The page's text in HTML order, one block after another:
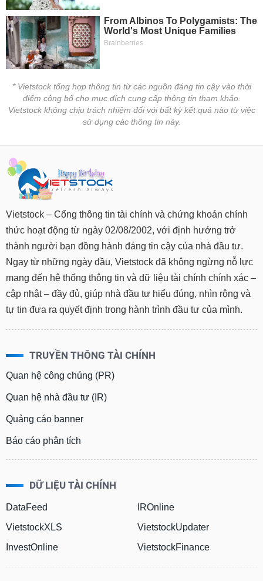
* Vietstock tổng hợp thông tin từ các nguồn đáng tin cậy vào thời
điểm công bố cho mục đích cung cấp thông tin tham khảo.
Vietstock không chịu trách nhiệm đối với bất kỳ kết quả nào từ việc
sử dụng các thông tin này.
Vietstock – Cổng thông tin tài chính và chứng khoán chính
thức hoạt động từ ngày 02/08/2002, với định hướng trở
thành người bạn đồng hành đáng tin cậy của nhà đầu tư.
Ngay từ những ngày đầu, Vietstock đã không ngừng nỗ lực
mang đến hệ thống thông tin và dữ liệu tài chính chính xác –
cập nhật – đầy đủ, giúp nhà đầu tư hiểu đúng, nhìn rộng và
tự tin đưa ra quyết định trong hành trình đầu tư của mình.
TRUYỀN THÔNG TÀI CHÍNH
Quan hệ công chúng (PR)
Quan hệ nhà đầu tư (IR)
Quảng cáo banner
Báo cáo phân tích
DỮ LIỆU TÀI CHÍNH
DataFeed
VietstockXLS
InvestOnline
IROnline
VietstockUpdater
VietstockFinance